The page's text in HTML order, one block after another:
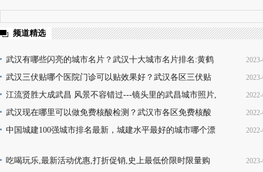
频道精选
武汉有哪些闪亮的城市名片？武汉十大城市名片排名:黄鹤
楼热干面无人不知无人不晓
武汉三伏贴哪个医院门诊可以贴效果好？武汉各区三伏贴
医院门诊名单地址(就诊时间+门诊地点+价格查询+预
江流贤胜大成武昌 风景不容错过---镜头里的武昌城市照片,
韵味十足又充满活力
武汉现在哪里可以做免费核酸检测？武汉市各区免费核酸
检测地点位置咨询电话及时间(部分24小时检测)
中国城建100强城市排名最新，城建水平最好的城市哪个漂
吃喝玩乐,最新活动优惠,打折促销,史上最低价限时限量购